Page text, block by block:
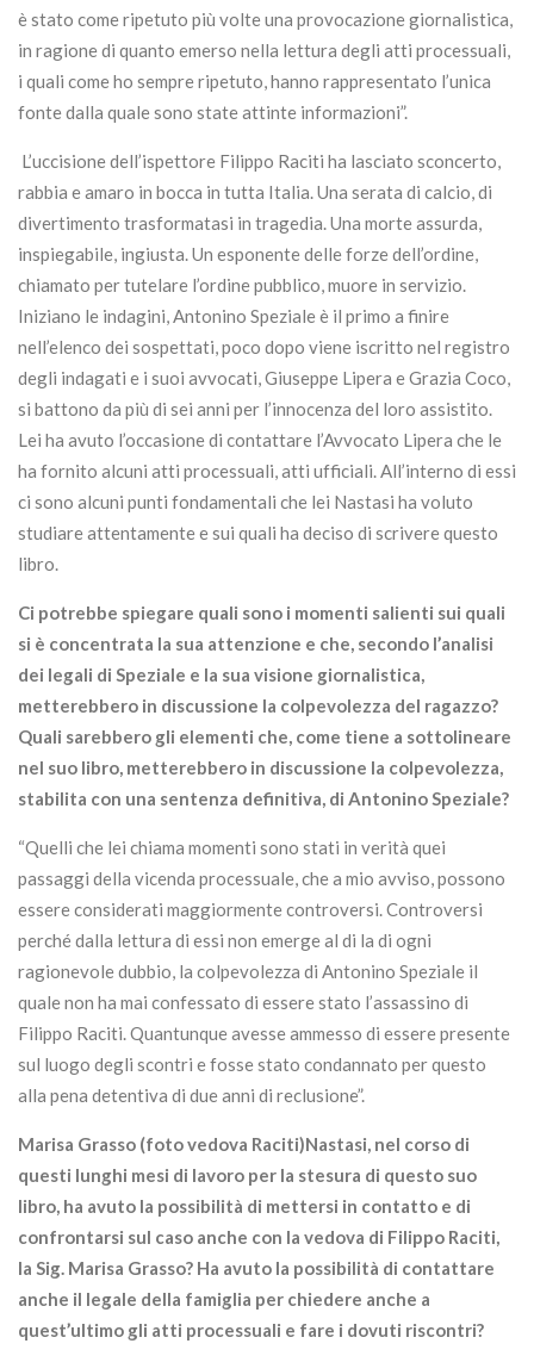
è stato come ripetuto più volte una provocazione giornalistica,
in ragione di quanto emerso nella lettura degli atti processuali,
i quali come ho sempre ripetuto, hanno rappresentato l’unica
fonte dalla quale sono state attinte informazioni”.
L’uccisione dell’ispettore Filippo Raciti ha lasciato sconcerto,
rabbia e amaro in bocca in tutta Italia. Una serata di calcio, di
divertimento trasformatasi in tragedia. Una morte assurda,
inspiegabile, ingiusta. Un esponente delle forze dell’ordine,
chiamato per tutelare l’ordine pubblico, muore in servizio.
Iniziano le indagini, Antonino Speziale è il primo a finire
nell’elenco dei sospettati, poco dopo viene iscritto nel registro
degli indagati e i suoi avvocati, Giuseppe Lipera e Grazia Coco,
si battono da più di sei anni per l’innocenza del loro assistito.
Lei ha avuto l’occasione di contattare l’Avvocato Lipera che le
ha fornito alcuni atti processuali, atti ufficiali. All’interno di essi
ci sono alcuni punti fondamentali che lei Nastasi ha voluto
studiare attentamente e sui quali ha deciso di scrivere questo
libro.
Ci potrebbe spiegare quali sono i momenti salienti sui quali
si è concentrata la sua attenzione e che, secondo l’analisi
dei legali di Speziale e la sua visione giornalistica,
metterebbero in discussione la colpevolezza del ragazzo?
Quali sarebbero gli elementi che, come tiene a sottolineare
nel suo libro, metterebbero in discussione la colpevolezza,
stabilita con una sentenza definitiva, di Antonino Speziale?
“Quelli che lei chiama momenti sono stati in verità quei
passaggi della vicenda processuale, che a mio avviso, possono
essere considerati maggiormente controversi. Controversi
perché dalla lettura di essi non emerge al di la di ogni
ragionevole dubbio, la colpevolezza di Antonino Speziale il
quale non ha mai confessato di essere stato l’assassino di
Filippo Raciti. Quantunque avesse ammesso di essere presente
sul luogo degli scontri e fosse stato condannato per questo
alla pena detentiva di due anni di reclusione”.
Marisa Grasso (foto vedova Raciti)Nastasi, nel corso di
questi lunghi mesi di lavoro per la stesura di questo suo
libro, ha avuto la possibilità di mettersi in contatto e di
confrontarsi sul caso anche con la vedova di Filippo Raciti,
la Sig. Marisa Grasso? Ha avuto la possibilità di contattare
anche il legale della famiglia per chiedere anche a
quest’ultimo gli atti processuali e fare i dovuti riscontri?